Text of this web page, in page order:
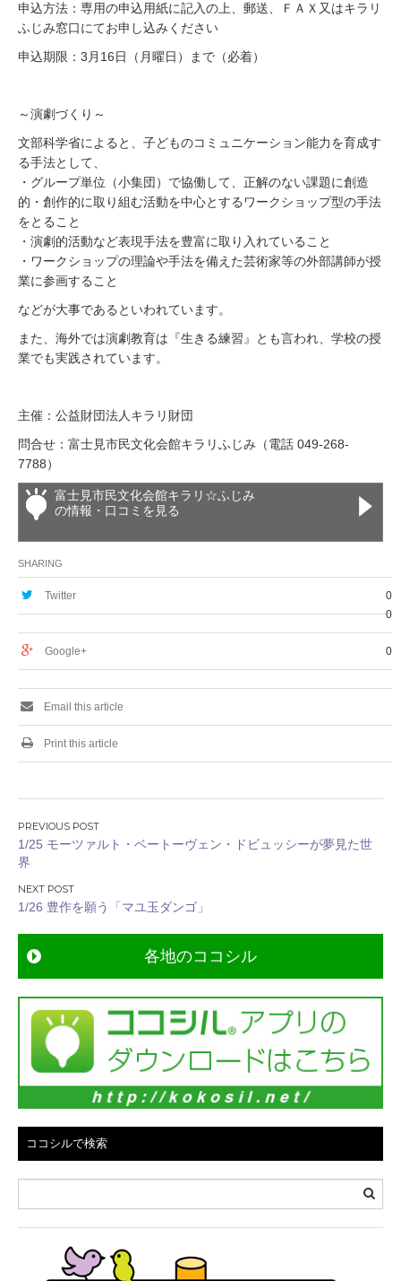
申込方法：専用の申込用紙に記入の上、郵送、ＦＡＸ又はキラリ
ふじみ窓口にてお申し込みください
申込期限：3月16日（月曜日）まで（必着）
～演劇づくり～
文部科学省によると、子どものコミュニケーション能力を育成す
る手法として、
・グループ単位（小集団）で協働して、正解のない課題に創造
的・創作的に取り組む活動を中心とするワークショップ型の手法
をとること
・演劇的活動など表現手法を豊富に取り入れていること
・ワークショップの理論や手法を備えた芸術家等の外部講師が授
業に参画すること
などが大事であるといわれています。
また、海外では演劇教育は『生きる練習』とも言われ、学校の授
業でも実践されています。
主催：公益財団法人キラリ財団
問合せ：富士見市民文化会館キラリふじみ（電話 049-268-
7788）
富士見市民文化会館キラリ☆ふじみ
の情報・口コミを見る
SHARING
Twitter
0
0
Google+ 0
Email this article
Print this article
投
稿
ナ
ビ
ー
シ
ョ
ン
1/25 モーツァルト・ベートーヴェン・ドビュッシーが夢見た世
界
1/26 豊作を願う「マユ玉ダンゴ」
各地のココシル
ココシルで検索